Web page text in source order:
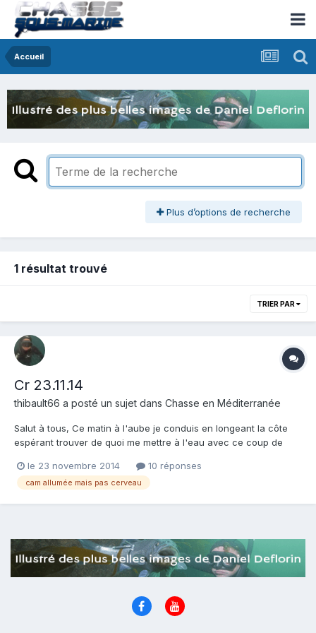
Accueil
Plus d’options de recherche
1 résultat trouvé
TRIER PAR
Cr 23.11.14
thibault66 a posté un sujet dans Chasse en Méditerranée
Salut à tous, Ce matin à l'aube je conduis en longeant la côte
espérant trouver de quoi me mettre à l'eau avec ce coup de
Ça commence à bouger à Argeles alors qu'il fait nuit... Mon
jardin ? Battu par une belle houle de presque plein...
le 23 novembre 2014 10 réponses
cam allumée mais pas cerveau